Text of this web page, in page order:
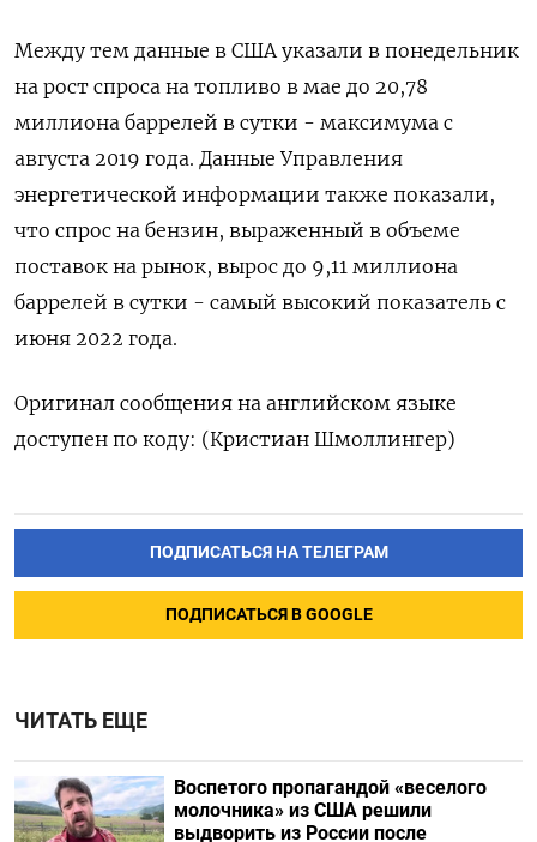
Между тем данные в США указали в понедельник
на рост спроса на топливо в мае до 20,78
миллиона баррелей в сутки - максимума с
августа 2019 года. Данные Управления
энергетической информации также показали,
что спрос на бензин, выраженный в объеме
поставок на рынок, вырос до 9,11 миллиона
баррелей в сутки - самый высокий показатель с
июня 2022 года.
Оригинал сообщения на английском языке
доступен по коду: (Кристиан Шмоллингер)
ПОДПИСАТЬСЯ НА ТЕЛЕГРАМ
ПОДПИСАТЬСЯ В GOOGLE
ЧИТАТЬ ЕЩЕ
Воспетого пропагандой «веселого
молочника» из США решили
выдворить из России после